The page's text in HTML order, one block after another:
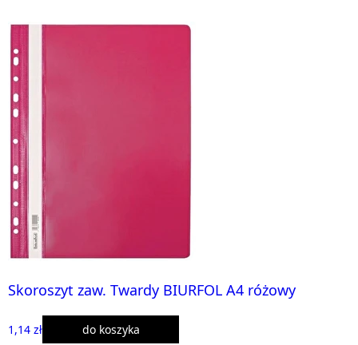
Skoroszyt zaw. Twardy BIURFOL A4 różowy
1,14 zł do koszyka